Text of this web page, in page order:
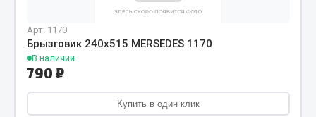
Соединительные элементы
Camozzi
Адаптеры и переходники
Трубки, муфты, гайки
Арт. 1170
Брызговик 240х515 MERSEDES 1170
В наличии
790 ₽
Купить в один клик